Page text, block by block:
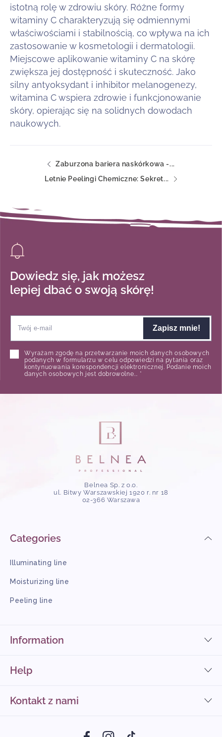
istotną rolę w zdrowiu skóry. Różne formy
witaminy C charakteryzują się odmiennymi
właściwościami i stabilnością, co wpływa na ich
zastosowanie w kosmetologii i dermatologii.
Miejscowe aplikowanie witaminy C na skórę
zwiększa jej dostępność i skuteczność. Jako
silny antyoksydant i inhibitor melanogenezy,
witamina C wspiera zdrowie i funkcjonowanie
skóry, opierając się na solidnych dowodach
naukowych.
Zaburzona bariera naskórkowa -...
Letnie Peelingi Chemiczne: Sekret...
Dowiedz się, jak możesz
lepiej dbać o swoją skórę!
Zapisz mnie!
Wyrażam zgodę na przetwarzanie moich danych osobowych
podanych w formularzu w celu odpowiedzi na pytania oraz
kontynuowania korespondencji elektronicznej. Podanie moich
danych osobowych jest dobrowolne... *
Belnea Sp. z o.o.
ul. Bitwy Warszawskiej 1920 r. nr 18
02-366 Warszawa
Categories
Illuminating line
Moisturizing line
Peeling line
Information
Help
Kontakt z nami